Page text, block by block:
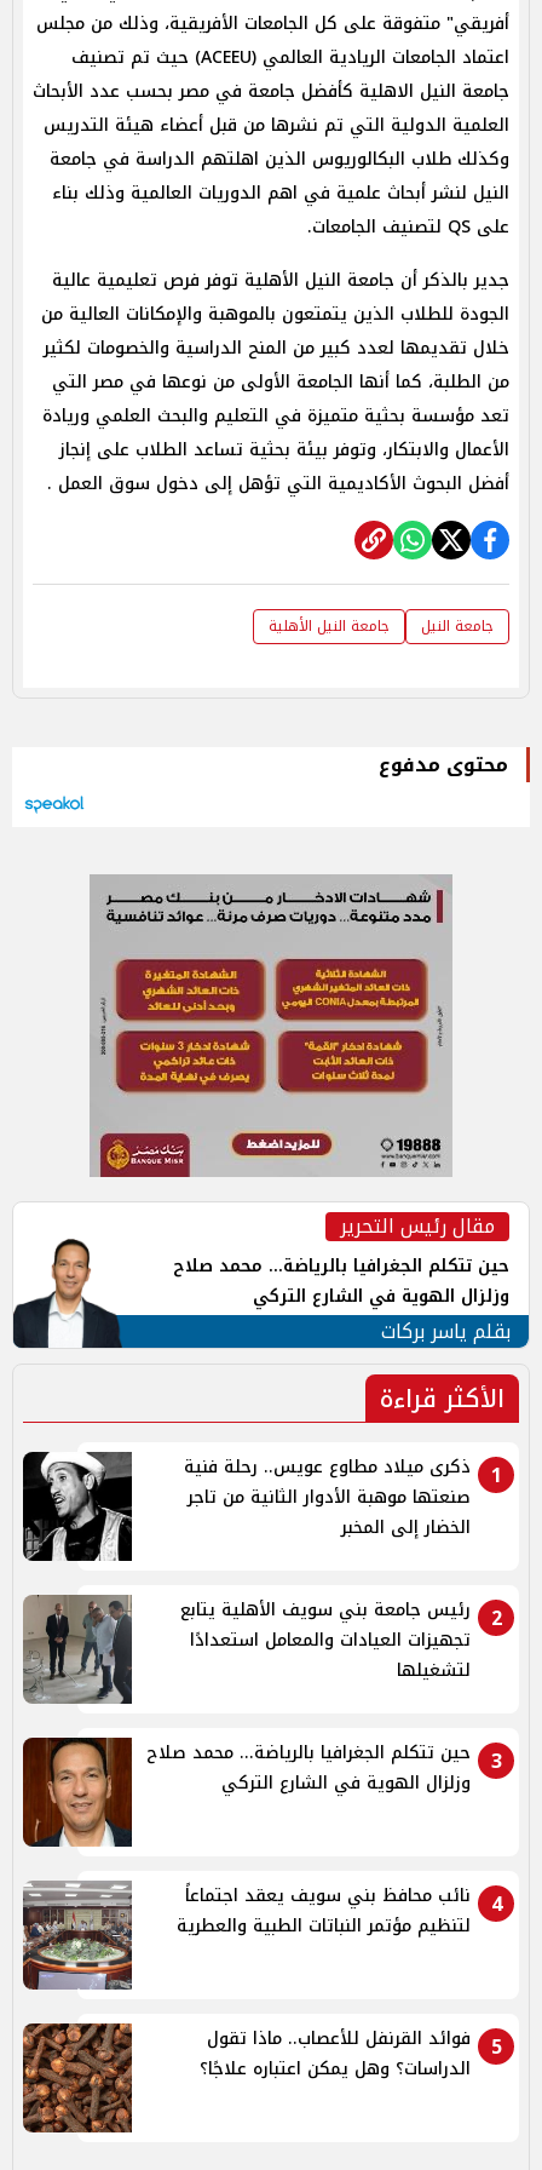
أفريقي" متفوقة على كل الجامعات الأفريقية، وذلك من مجلس
اعتماد الجامعات الريادية العالمي (ACEEU) حيث تم تصنيف
جامعة النيل الاهلية كأفضل جامعة في مصر بحسب عدد الأبحاث
العلمية الدولية التي تم نشرها من قبل أعضاء هيئة التدريس
وكذلك طلاب البكالوريوس الذين اهلتهم الدراسة في جامعة
النيل لنشر أبحاث علمية في اهم الدوريات العالمية وذلك بناء
على QS لتصنيف الجامعات.
جدير بالذكر أن جامعة النيل الأهلية توفر فرص تعليمية عالية
الجودة للطلاب الذين يتمتعون بالموهبة والإمكانات العالية من
خلال تقديمها لعدد كبير من المنح الدراسية والخصومات لكثير
من الطلبة، كما أنها الجامعة الأولى من نوعها في مصر التي
تعد مؤسسة بحثية متميزة في التعليم والبحث العلمي وريادة
الأعمال والابتكار، وتوفر بيئة بحثية تساعد الطلاب على إنجاز
أفضل البحوث الأكاديمية التي تؤهل إلى دخول سوق العمل .
جامعة النيل جامعة النيل الأهلية
محتوى مدفوع
مقال رئيس التحرير
حين تتكلم الجغرافيا بالرياضة... محمد صلاح
وزلزال الهوية في الشارع التركي
بقلم ياسر بركات
الأكثر قراءة
1
ذكرى ميلاد مطاوع عويس.. رحلة فنية
صنعتها موهبة الأدوار الثانية من تاجر
الخضار إلى المخبر
2
رئيس جامعة بني سويف الأهلية يتابع
تجهيزات العيادات والمعامل استعدادًا
لتشغيلها
3
حين تتكلم الجغرافيا بالرياضة... محمد صلاح
وزلزال الهوية في الشارع التركي
4
نائب محافظ بني سويف يعقد اجتماعاً
لتنظيم مؤتمر النباتات الطبية والعطرية
5
فوائد القرنفل للأعصاب.. ماذا تقول
الدراسات؟ وهل يمكن اعتباره علاجًا؟